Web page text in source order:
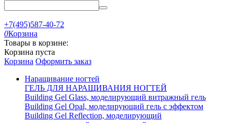
+7(495)587-40-72
0Корзина
Товары в корзине:
Корзина пуста
Корзина Оформить заказ
Наращивание ногтей
ГЕЛЬ ДЛЯ НАРАЩИВАНИЯ НОГТЕЙ
Building Gel Glass, моделирующий витражный гель
Building Gel Opal, моделирующий гель с эффектом
Building Gel Reflection, моделирующий